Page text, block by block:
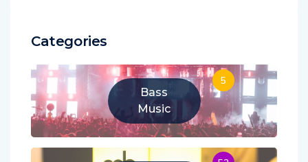
Categories
Bass
Music
5